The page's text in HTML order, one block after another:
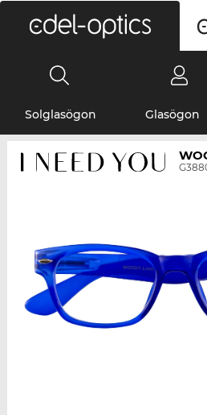
Solglasögon Glasögon